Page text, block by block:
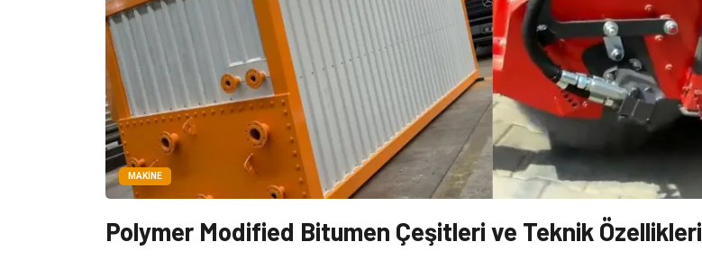
MAKINE
Polymer Modified Bitumen Çeşitleri ve Teknik Özellikleri